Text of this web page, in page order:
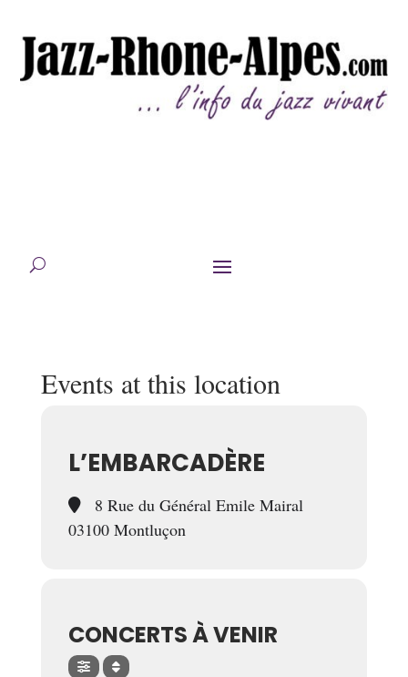
Events at this location
L’EMBARCADÈRE
8 Rue du Général Emile Mairal
03100 Montluçon
CONCERTS À VENIR